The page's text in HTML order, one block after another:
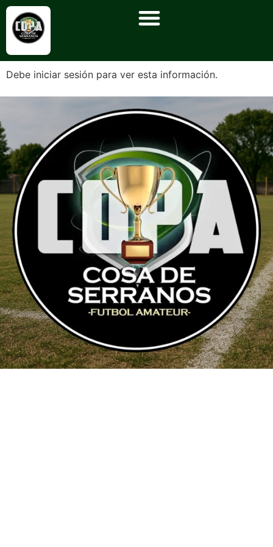
Debe iniciar sesión para ver esta información.